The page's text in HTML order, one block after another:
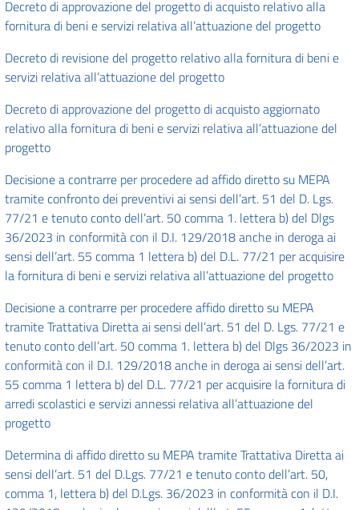
Decreto di approvazione del progetto di acquisto relativo alla
fornitura di beni e servizi relativa all’attuazione del progetto
Decreto di revisione del progetto relativo alla fornitura di beni e
servizi relativa all’attuazione del progetto
Decreto di approvazione del progetto di acquisto aggiornato
relativo alla fornitura di beni e servizi relativa all’attuazione del
progetto
Decisione a contrarre per procedere ad affido diretto su MEPA
tramite confronto dei preventivi ai sensi dell’art. 51 del D. Lgs.
77/21 e tenuto conto dell’art. 50 comma 1. lettera b) del Dlgs
36/2023 in conformità con il D.I. 129/2018 anche in deroga ai
sensi dell’art. 55 comma 1 lettera b) del D.L. 77/21 per acquisire
la fornitura di beni e servizi relativa all’attuazione del progetto
Decisione a contrarre per procedere affido diretto su MEPA
tramite Trattativa Diretta ai sensi dell’art. 51 del D. Lgs. 77/21 e
tenuto conto dell’art. 50 comma 1. lettera b) del Dlgs 36/2023 in
conformità con il D.I. 129/2018 anche in deroga ai sensi dell’art.
55 comma 1 lettera b) del D.L. 77/21 per acquisire la fornitura di
arredi scolastici e servizi annessi relativa all’attuazione del
progetto
Determina di affido diretto su MEPA tramite Trattativa Diretta ai
sensi dell’art. 51 del D.Lgs. 77/21 e tenuto conto dell’art. 50,
comma 1, lettera b) del D.Lgs. 36/2023 in conformità con il D.I.